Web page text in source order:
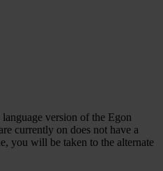
version of the Egon
currently on does not have a
you will be taken to the alternate